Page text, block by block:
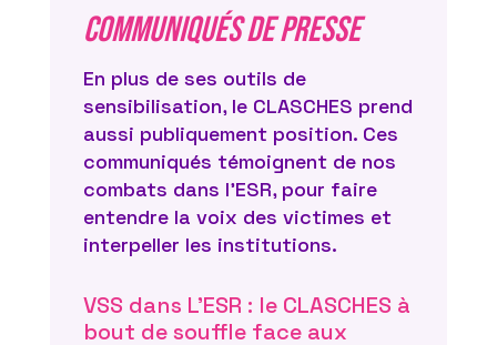
Communiqués de presse
En plus de ses outils de
sensibilisation, le CLASCHES prend
aussi publiquement position. Ces
communiqués témoignent de nos
combats dans l’ESR, pour faire
entendre la voix des victimes et
interpeller les institutions.
VSS dans L’ESR : le CLASCHES à
bout de souffle face aux